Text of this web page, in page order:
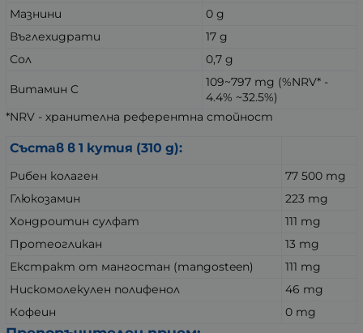
Мазнини
0 g
Въглехидрати
17 g
Сол
0,7 g
Витамин C
109~797 mg (%NRV* -
4.4% ~32.5%)
*NRV - хранителна референтна стойност
Състав в 1 кутия (310 g):
Рибен колаген
77 500 mg
Глюкозамин
223 mg
Хондроитин сулфат
111 mg
Протеогликан
13 mg
Екстракт от мангостан (mangosteen)
111 mg
Нискомолекулен полифенол
46 mg
Кофеин
0 mg